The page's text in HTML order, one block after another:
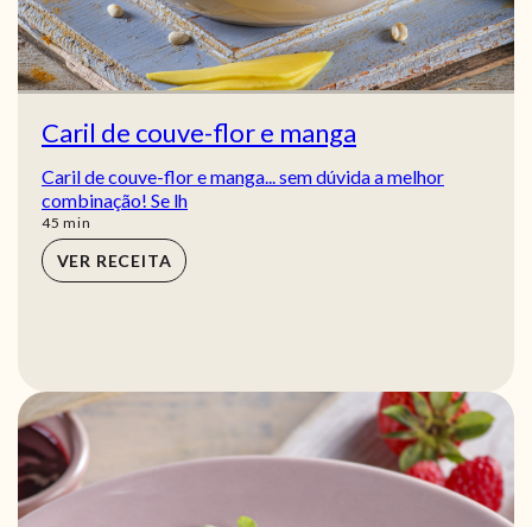
Caril de couve-flor e manga
Caril de couve-flor e manga... sem dúvida a melhor
combinação! Se lh
45 min
min
VER RECEITA